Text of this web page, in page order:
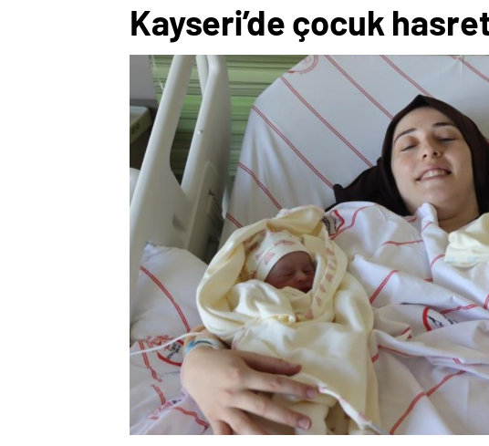
Kayseri’de çocuk